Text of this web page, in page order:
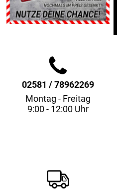
02581 / 78962269
Montag - Freitag
9:00 - 12:00 Uhr